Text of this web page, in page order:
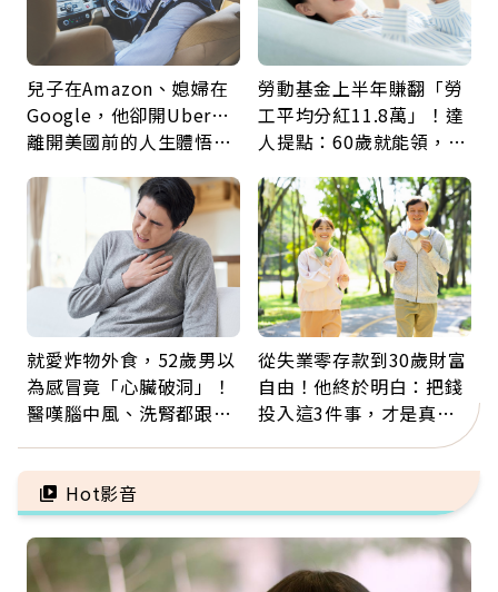
兒子在Amazon、媳婦在
Google，他卻開Uber…
離開美國前的人生體悟：
勞動基金上半年賺翻「勞
工平均分紅11.8萬」！達
人提點：60歲就能領，重
就愛炸物外食，52歲男以
為感冒竟「心臟破洞」！
醫嘆腦中風、洗腎都跟它
救
從失業零存款到30歲財富
自由！他終於明白：把錢
投入這3件事，才是真正
Hot影音